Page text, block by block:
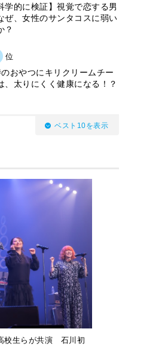
学的に検証】視覚で恋する男
ぜ、女性のサンタコスに弱い
？
位
おやつにキリクリームチー
、太りにくく健康になる！？
ベスト10を表示
校生らが共演 石川初